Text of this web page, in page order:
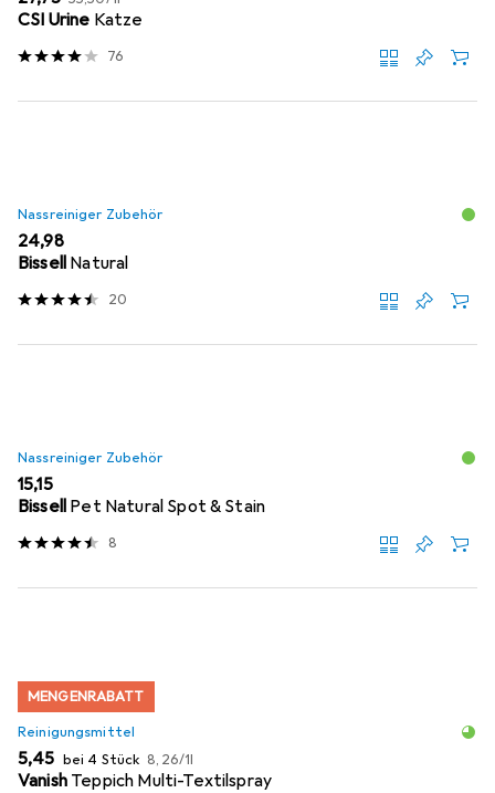
CSI Urine Katze
76
Nassreiniger Zubehör
EUR
24,98
Bissell Natural
20
Nassreiniger Zubehör
EUR
15,15
Bissell Pet Natural Spot & Stain
8
MENGENRABATT
Reinigungsmittel
EUR
5,45 bei 4 Stück EUR
8,26/1l
Vanish Teppich Multi-Textilspray